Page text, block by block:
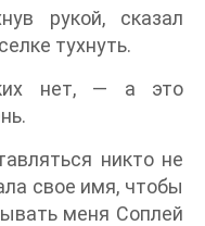
рукой, сказал
тухнуть.
нет, — а это
никто не
свое имя, чтобы
меня Соплей